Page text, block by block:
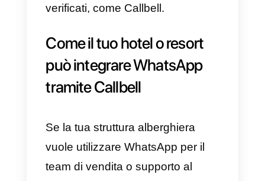
1)Creare un proprio profilo
aziendale;
2)Organizzare delle risposte
rapide;
3)Targettizzare i propri clienti a
seconda delle loro caratteristiche;